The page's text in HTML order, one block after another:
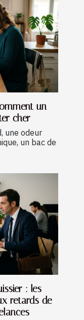
un
cher
une odeur
un bac de
: les
retards de